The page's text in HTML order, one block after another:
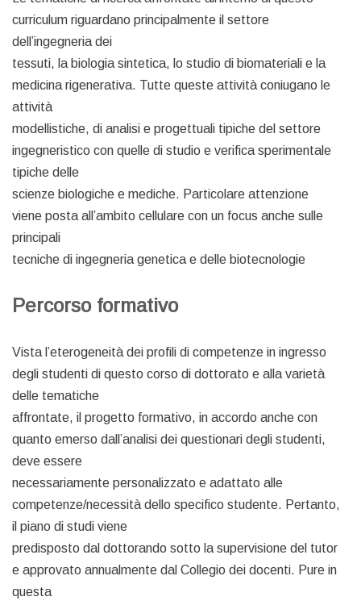
curriculum riguardano principalmente il settore
dell’ingegneria dei
tessuti, la biologia sintetica, lo studio di biomateriali e la
medicina rigenerativa. Tutte queste attività coniugano le
attività
modellistiche, di analisi e progettuali tipiche del settore
ingegneristico con quelle di studio e verifica sperimentale
tipiche delle
scienze biologiche e mediche. Particolare attenzione
viene posta all’ambito cellulare con un focus anche sulle
principali
tecniche di ingegneria genetica e delle biotecnologie
Percorso formativo
Vista l’eterogeneità dei profili di competenze in ingresso
degli studenti di questo corso di dottorato e alla varietà
delle tematiche
affrontate, il progetto formativo, in accordo anche con
quanto emerso dall’analisi dei questionari degli studenti,
deve essere
necessariamente personalizzato e adattato alle
competenze/necessità dello specifico studente. Pertanto,
il piano di studi viene
predisposto dal dottorando sotto la supervisione del tutor
e approvato annualmente dal Collegio dei docenti. Pure in
questa